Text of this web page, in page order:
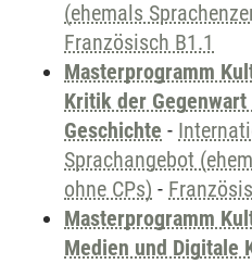
(ehemals
Französisch B1.1
Masterprogramm
Kritik der
Geschichte -
Sprachangebot
ohne CPs) -
Masterprogramm
Medien und Digitale